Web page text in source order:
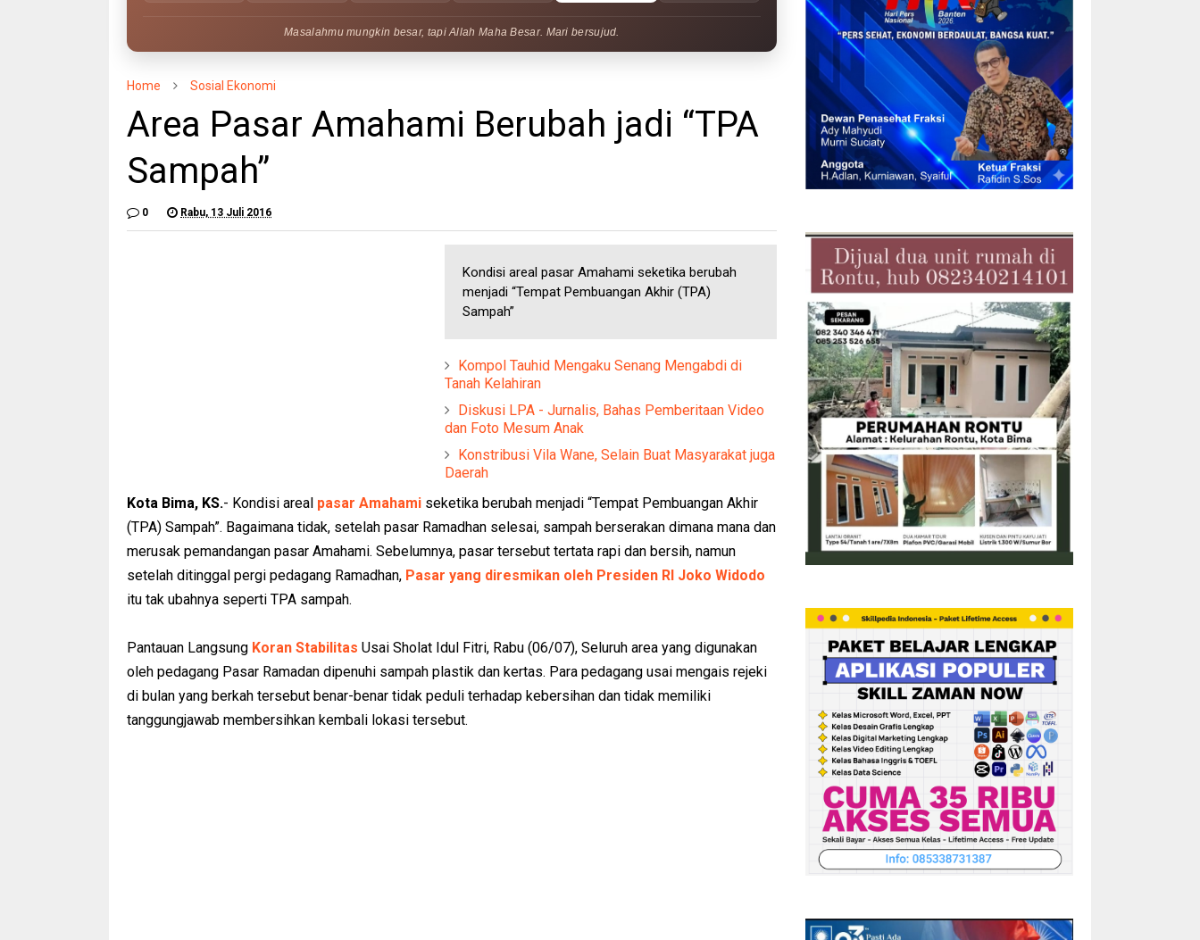
Masalahmu mungkin besar, tapi Allah Maha Besar. Mari bersujud.
Home Sosial Ekonomi
Area Pasar Amahami Berubah jadi “TPA
Sampah”
0 Rabu, 13 Juli 2016
Kondisi areal pasar Amahami seketika berubah
menjadi “Tempat Pembuangan Akhir (TPA)
Sampah”
Kompol Tauhid Mengaku Senang Mengabdi di
Tanah Kelahiran
Diskusi LPA - Jurnalis, Bahas Pemberitaan Video
dan Foto Mesum Anak
Konstribusi Vila Wane, Selain Buat Masyarakat juga
Daerah
Kota Bima, KS.- Kondisi areal pasar Amahami seketika berubah menjadi “Tempat Pembuangan Akhir
(TPA) Sampah”. Bagaimana tidak, setelah pasar Ramadhan selesai, sampah berserakan dimana mana dan
merusak pemandangan pasar Amahami. Sebelumnya, pasar tersebut tertata rapi dan bersih, namun
setelah ditinggal pergi pedagang Ramadhan, Pasar yang diresmikan oleh Presiden RI Joko Widodo
itu tak ubahnya seperti TPA sampah.
Pantauan Langsung Koran Stabilitas Usai Sholat Idul Fitri, Rabu (06/07), Seluruh area yang digunakan
oleh pedagang Pasar Ramadan dipenuhi sampah plastik dan kertas. Para pedagang usai mengais rejeki
di bulan yang berkah tersebut benar-benar tidak peduli terhadap kebersihan dan tidak memiliki
tanggungjawab membersihkan kembali lokasi tersebut.